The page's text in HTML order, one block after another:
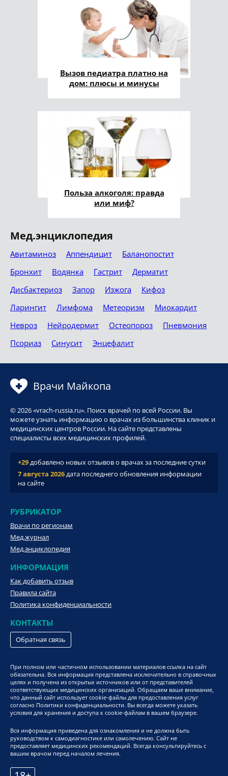
Вызов педиатра платно на
дом: плюсы и минусы
Польза алкоголя: правда
или миф?
Мед.энциклопедия
Авитаминоз Аппендицит
Баланопостит
Бронхит
Водянка Гастрит
Дерматит
Дисбактериоз
Запор Изжога
Кифоз
Ларингит
Лимфома Метеоризм
Миокардит
Невроз
Нейродермит Остеопороз
Пневмония
Псориаз
Синусит Энцефалит
Врачи Майкопа
© 2026 «vrach-russia.ru». Поиск врачей по всей России. Вы
можете узнать информацию о врачах из большинства клиник и
медицинских центров России. На сайте представлены
специалисты всех медицинских профилей.
+29добавлено новых отзывов о врачах за последние сутки
7 августа 2026дата последнего обновления информации
на сайте
РУБРИКАТОР
Врачи по регионам
Мед.журнал
Мед.энциклопедия
ИНФОРМАЦИЯ
Как добавить отзыв
Правила сайта
Политика конфиденциальности
КОНТАКТЫ
Обратная связь
При полном или частичном использовании материалов ссылка на сайт
обязательна. Вся информация представлена исключительно в справочных
целях и получена из открытых источников или от представителей
соответствующих медицинских организаций. Обращаем ваше внимание,
что данный сайт использует cookie-файлы для предоставления услуг
согласно Политики конфиденциальности. Вы всегда можете указать
условия для хранения и доступа к cookie-файлам в вашем браузере.
Вся информация приведена для ознакомления и не должна быть
руководством к самодиагностике или самолечению. Сайт не
предоставляет медицинских рекомендаций. Всегда консультируйтесь с
вашим врачом перед началом лечения.